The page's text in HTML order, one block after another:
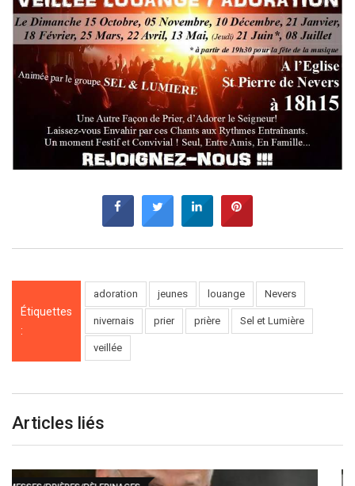
Étiquettes
:
adoration jeunes louange Nevers
nivernais prier prière Sel et Lumière
veillée
Articles liés